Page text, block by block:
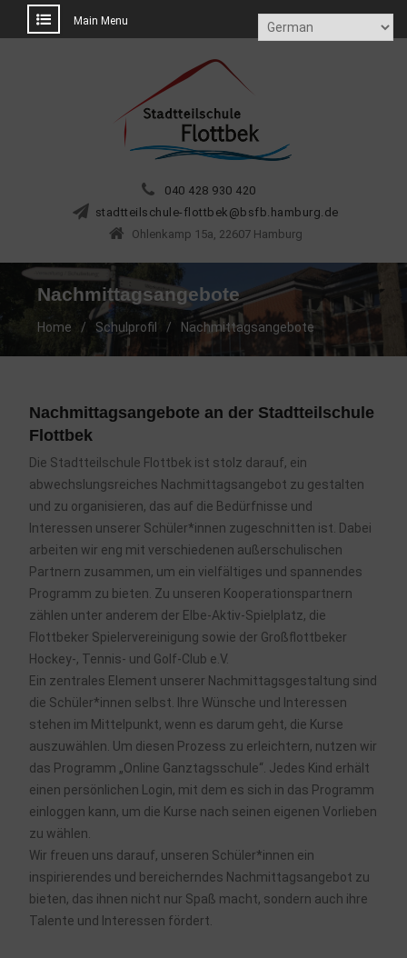
Main Menu
040 428 930 420
ed.gr
ubmah
.bfsb
@kebt
tolf-
eluhc
sliet
tdats
Ohlenkamp 15a, 22607 Hamburg
Nachmittagsangebote
Home Schulprofil Nachmittagsangebote
Nachmittagsangebote an der Stadtteilschule
Flottbek
Die Stadtteilschule Flottbek ist stolz darauf, ein
abwechslungsreiches Nachmittagsangebot zu gestalten
und zu organisieren, das auf die Bedürfnisse und
Interessen unserer Schüler*innen zugeschnitten ist. Dabei
arbeiten wir eng mit verschiedenen außerschulischen
Partnern zusammen, um ein vielfältiges und spannendes
Programm zu bieten. Zu unseren Kooperationspartnern
zählen unter anderem der Elbe-Aktiv-Spielplatz, die
Flottbeker Spielervereinigung sowie der Großflottbeker
Hockey-, Tennis- und Golf-Club e.V.
Ein zentrales Element unserer Nachmittagsgestaltung sind
die Schüler*innen selbst. Ihre Wünsche und Interessen
stehen im Mittelpunkt, wenn es darum geht, die Kurse
auszuwählen. Um diesen Prozess zu erleichtern, nutzen wir
das Programm „Online Ganztagsschule“. Jedes Kind erhält
einen persönlichen Login, mit dem es sich in das Programm
einloggen kann, um die Kurse nach seinen eigenen Vorlieben
zu wählen.
Wir freuen uns darauf, unseren Schüler*innen ein
inspirierendes und bereicherndes Nachmittagsangebot zu
bieten, das ihnen nicht nur Spaß macht, sondern auch ihre
Talente und Interessen fördert.